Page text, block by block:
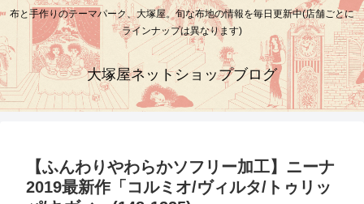
布と手作りのテーマパーク、大塚屋。旬な布地の情報を毎日更新中(店舗ごとに
ラインナップは異なります)
大塚屋ネットショップブログ
【ふんわりやわらかソフリー加工】ニーナ
2019最新作「コルミオ/ヴィルタ/トゥリッ